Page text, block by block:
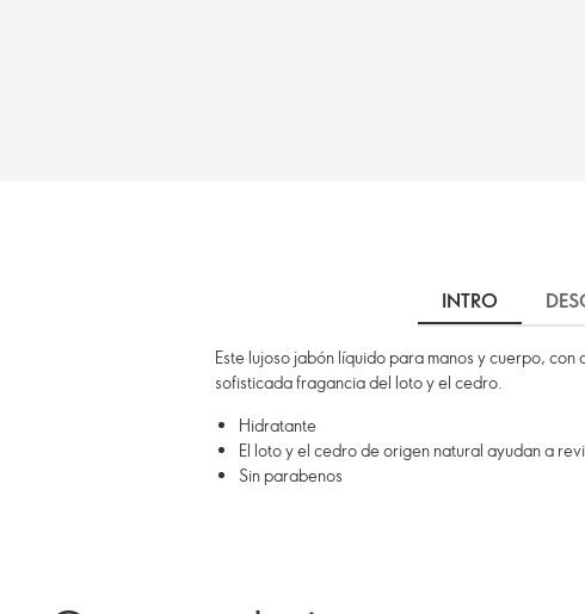
INTRO
Este lujoso jabón líquido para manos y cuerpo,
sofisticada fragancia del loto y el cedro.
Hidratante
El loto y el cedro de origen natural ayudan a
Sin parabenos